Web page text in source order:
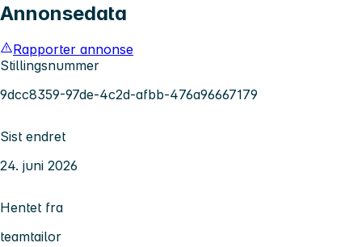
Annonsedata
Rapporter annonse
Stillingsnummer
9dcc8359-97de-4c2d-afbb-476a96667179
Sist endret
24. juni 2026
Hentet fra
teamtailor